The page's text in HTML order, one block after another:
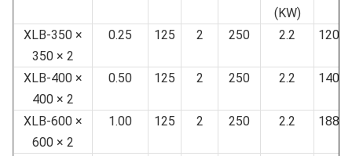
(KW)
XLB-350 ×
350 × 2
0.25 125 2 250 2.2
XLB-400 ×
400 × 2
0.50 125 2 250 2.2
XLB-600 ×
600 × 2
1.00 125 2 250 2.2